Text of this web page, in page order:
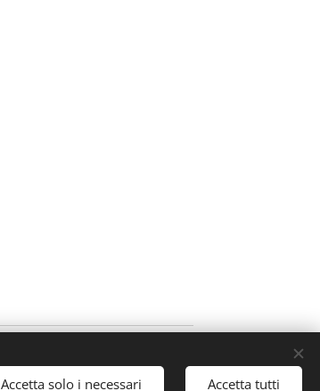
Accetta solo i necessari Accetta tutti